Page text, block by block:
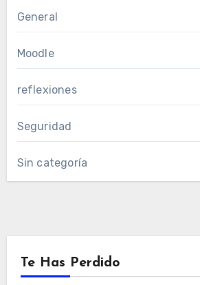
General
Moodle
reflexiones
Seguridad
Sin categoría
Te Has Perdido